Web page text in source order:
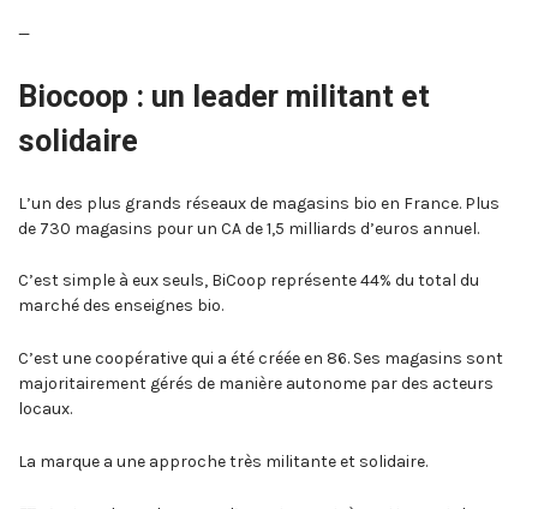
—
Biocoop : un leader militant et
solidaire
L’un des plus grands réseaux de magasins bio en France. Plus
de 730 magasins pour un CA de 1,5 milliards d’euros annuel.
C’est simple à eux seuls, BiCoop représente 44% du total du
marché des enseignes bio.
C’est une coopérative qui a été créée en 86. Ses magasins sont
majoritairement gérés de manière autonome par des acteurs
locaux.
La marque a une approche très militante et solidaire.